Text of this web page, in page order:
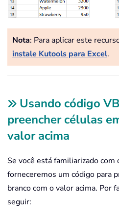
Nota: Para aplicar este
instale Kutools para Excel.
Usando código
preencher células
valor acima
Se você está familiarizado com
forneceremos um código para
branco com o valor acima. Por
seguir: